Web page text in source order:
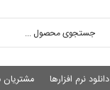
دانلود نرم افزارها مشتریان